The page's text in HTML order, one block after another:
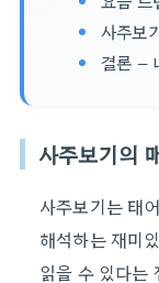
사주보
결론 –
사주보기의
사주보기는 태
해석하는 재미
읽을 수 있다는